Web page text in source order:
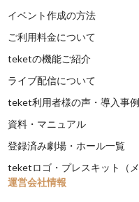
イベント作成の方法
ご利用料金について
teketの機能ご紹介
ライブ配信について
teket利用者様の声・導入事例
資料・マニュアル
登録済み劇場・ホール一覧
teketロゴ・プレスキット（メ
運営会社情報